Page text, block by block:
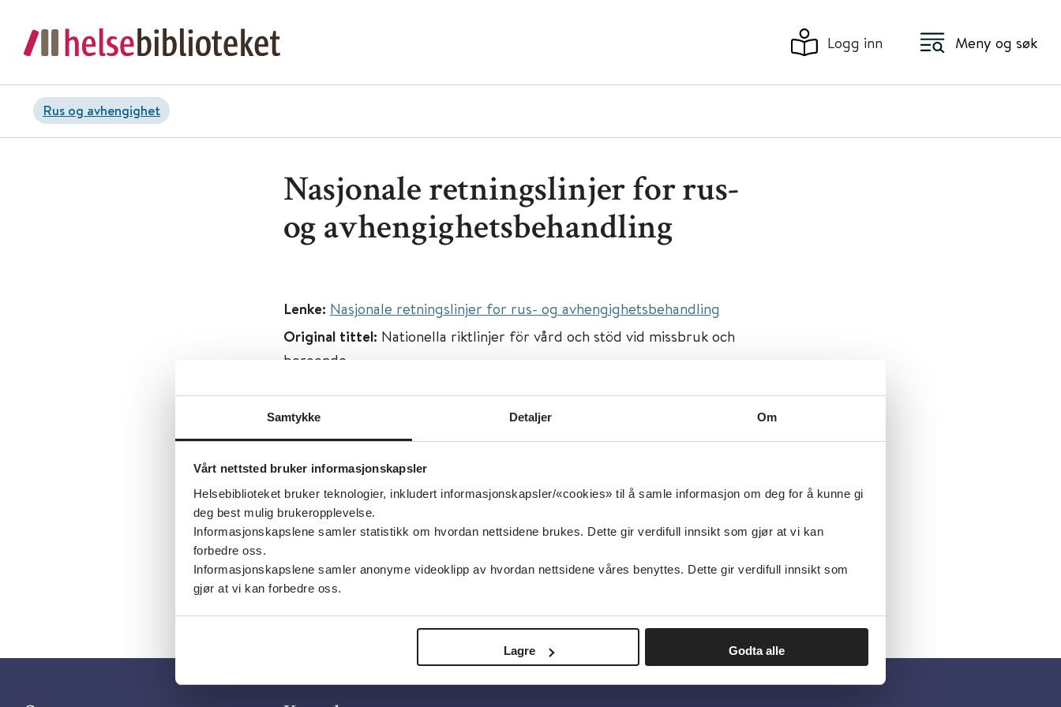
Samtykke Detaljer Om
Vårt nettsted bruker informasjonskapsler
Helsebiblioteket bruker teknologier, inkludert informasjonskapsler/«cookies» til å samle informasjon om deg for å kunne gi
deg best mulig brukeropplevelse.
Informasjonskapslene samler statistikk om hvordan nettsidene brukes. Dette gir verdifull innsikt som gjør at vi kan
forbedre oss.
Informasjonskapslene samler anonyme videoklipp av hvordan nettsidene våres benyttes. Dette gir verdifull innsikt som
gjør at vi kan forbedre oss.
Lagre Godta alle
Logg inn Meny og søk
Rus og avhengighet
Nasjonale retningslinjer for rus-
og avhengighetsbehandling
Lenke: Nasjonale retningslinjer for rus- og avhengighetsbehandling
Original tittel: Nationella riktlinjer för vård och stöd vid missbruk och
beroende
Tema:
Emner:Rus og avhengighet
Dokumenttype:Retningslinjer
Utgiver:Socialstyrelsen (Sverige)
Språk:Svensk